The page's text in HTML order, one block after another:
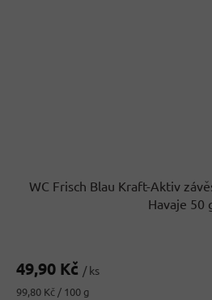
WC Frisch Blau Kraft-Aktiv
Havaje 50
49,90 Kč / ks
Měrná
99,80 Kč / 100 g